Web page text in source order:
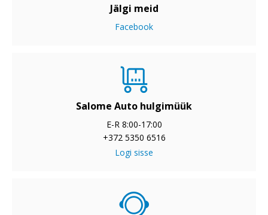
Jälgi meid
Facebook
Salome Auto hulgimüük
E-R 8:00-17:00
+372 5350 6516
Logi sisse